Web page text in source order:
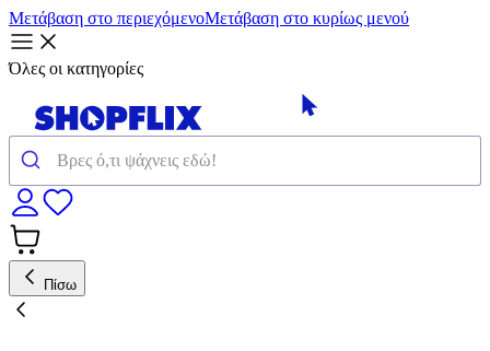
Μετάβαση στο περιεχόμενοΜετάβαση στο κυρίως μενού
Όλες οι κατηγορίες
Πίσω